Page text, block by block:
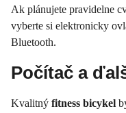
Ak plánujete pravidelne
vyberte si elektronicky
Bluetooth.
Počítač a
Kvalitný fitness bicykel